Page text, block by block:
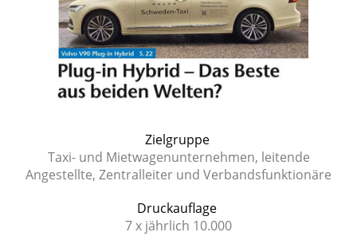
Zielgruppe
Taxi- und Mietwagenunternehmen, leitende
Angestellte, Zentralleiter und Verbandsfunktionäre
Druckauflage
7 x jährlich 10.000